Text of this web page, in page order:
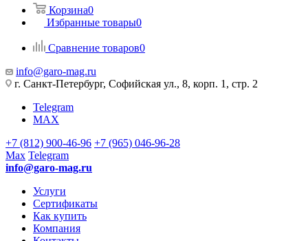
Корзина0
Избранные товары0
Сравнение товаров0
info@garo-mag.ru
г. Санкт-Петербург, Софийская ул., 8, корп. 1, стр. 2
Telegram
MAX
+7 (812) 900-46-96 +7 (965) 046-96-28
Max Telegram
info@garo-mag.ru
Услуги
Сертификаты
Как купить
Компания